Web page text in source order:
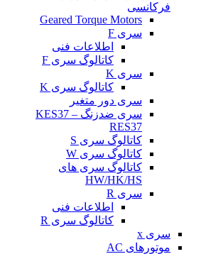
فرکانسی
Geared Torque Motors
سری F
اطلاعات فنی
کاتالوگ سری F
سری K
کاتالوگ سری K
سری دور متغیر
سری ضدزنگ KES37 –
RES37
کاتالوگ سری S
کاتالوگ سری W
کاتالوگ سری های
HW/HK/HS
سری R
اطلاعات فنی
کاتالوگ سری R
سری x
موتورهای AC